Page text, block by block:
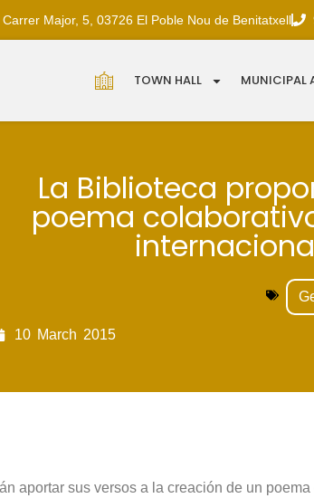
Carrer Major, 5, 03726 El Poble Nou de Benitatxell
TOWN HALL MUNICIPAL
La Biblioteca
poema
10 March 2015
aportar sus versos a la creación de un